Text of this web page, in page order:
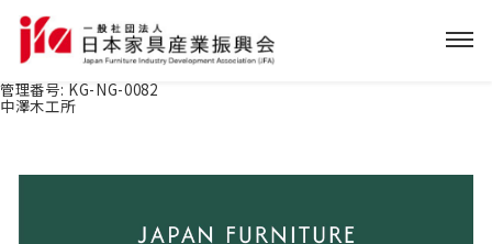
管理番号: KG-NG-0082
中澤木工所